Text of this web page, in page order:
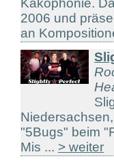
Kakophonie.
2006 und
an
"5Bugs" beim
Mis ... > weiter